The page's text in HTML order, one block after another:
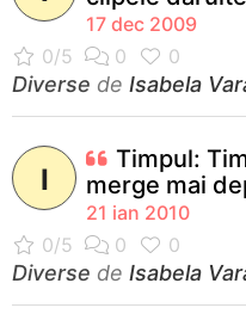
17 dec 2009
Diverse de Isabela
I
Timpul:
merge mai
21 ian 2010
Diverse de Isabela